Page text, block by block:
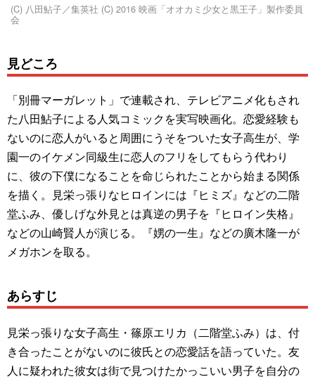
(C) 八田鮎子／集英社 (C) 2016 映画「オオカミ少女と黒王子」製作委員
会
見どころ
「別冊マーガレット」で連載され、テレビアニメ化もされ
た八田鮎子による人気コミックを実写映画化。恋愛経験も
ないのに恋人がいると周囲にうそをついた女子高生が、学
園一のイケメン同級生に恋人のフリをしてもらう代わり
に、彼の下僕になることを命じられたことから始まる関係
を描く。見栄っ張りなヒロインには『ヒミズ』などの二階
堂ふみ、優しげな外見とは真逆の男子を『ヒロイン失格』
などの山崎賢人が演じる。『娚の一生』などの廣木隆一が
メガホンを取る。
あらすじ
見栄っ張りな女子高生・篠原エリカ（二階堂ふみ）は、付
き合ったことがないのに彼氏との恋愛話を語っていた。友
人に疑われた彼女は街で見つけたかっこいい男子を自分の